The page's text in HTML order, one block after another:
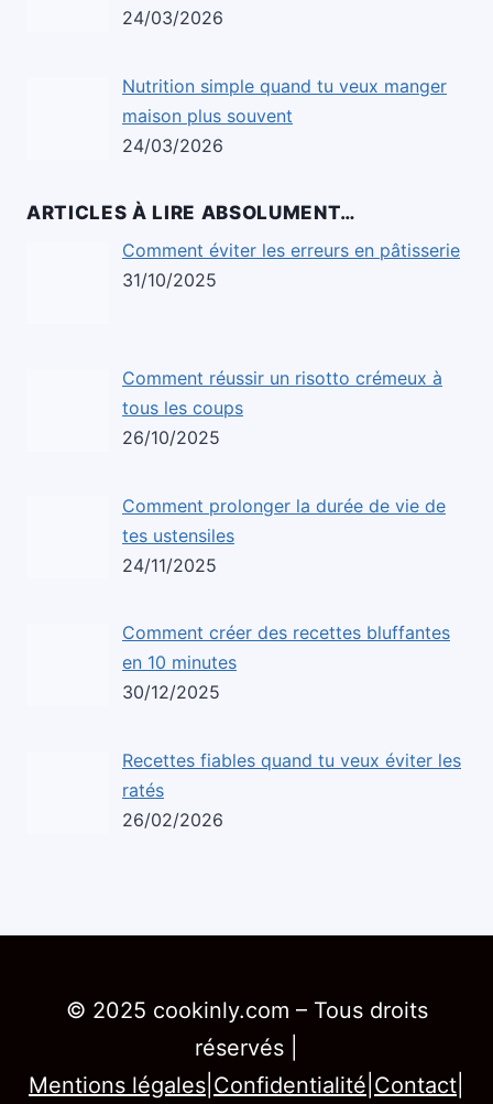
24/03/2026
Nutrition simple quand tu veux manger
maison plus souvent
24/03/2026
ARTICLES À LIRE ABSOLUMENT…
Comment éviter les erreurs en pâtisserie
31/10/2025
Comment réussir un risotto crémeux à
tous les coups
26/10/2025
Comment prolonger la durée de vie de
tes ustensiles
24/11/2025
Comment créer des recettes bluffantes
en 10 minutes
30/12/2025
Recettes fiables quand tu veux éviter les
ratés
26/02/2026
© 2025 cookinly.com – Tous droits
réservés |
Mentions légales Confidentialité Contact